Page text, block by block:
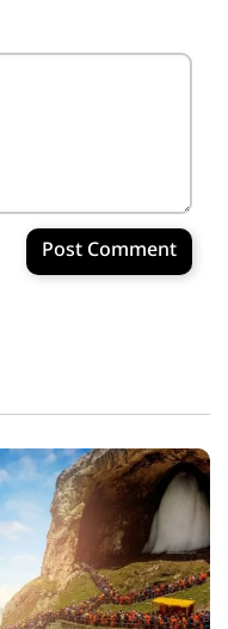
Post Comment